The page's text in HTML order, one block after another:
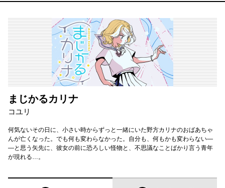
まじかるカリナ
コユリ
何気ないその日に、小さい時からずっと一緒にいた野方カリナのおばあちゃ
んが亡くなった。でも何も変わらなかった。自分も、何もかも変わらない―
―と思う矢先に、彼女の前に恐ろしい怪物と、不思議なことばかり言う青年
が現れる…。